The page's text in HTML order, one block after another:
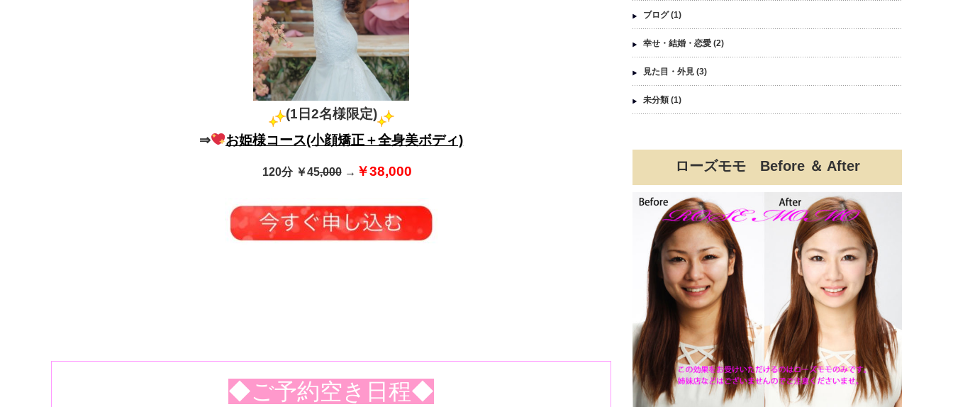
(1日2名様限定)
⇒
お姫様コース(小顔矯正＋全身美ボディ)
120分 ￥45,000→ ￥38,000
◆ご予約空き日程◆
ブログ(1)
幸せ・結婚・恋愛 (2)
見た目・外見 (3)
未分類 (1)
ローズモモ Before ＆ After